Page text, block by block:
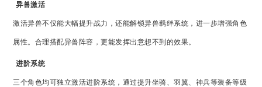
异兽激活
激活异兽不仅能大幅提升战力，还能解锁异兽羁绊系统，进一步增强角色
属性。合理搭配异兽阵容，更能发挥出意想不到的效果。
进阶系统
三个角色均可独立激活进阶系统，通过提升坐骑、羽翼、神兵等装备等级